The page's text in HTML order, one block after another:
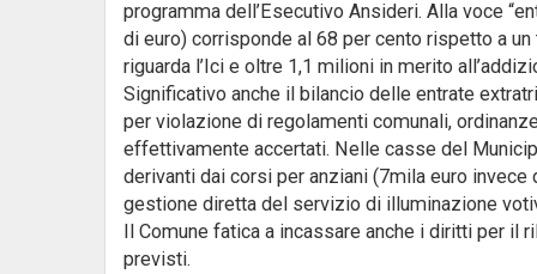
programma dell’Esecutivo Ansideri. Alla voce
di euro) corrisponde al 68 per cento rispetto a
riguarda l’Ici e oltre 1,1 milioni in merito
Significativo anche il bilancio delle entrate
per violazione di regolamenti comunali,
effettivamente accertati. Nelle casse del
derivanti dai corsi per anziani (7mila euro
gestione diretta del servizio di illuminazione
Il Comune fatica a incassare anche i diritti per il
previsti.